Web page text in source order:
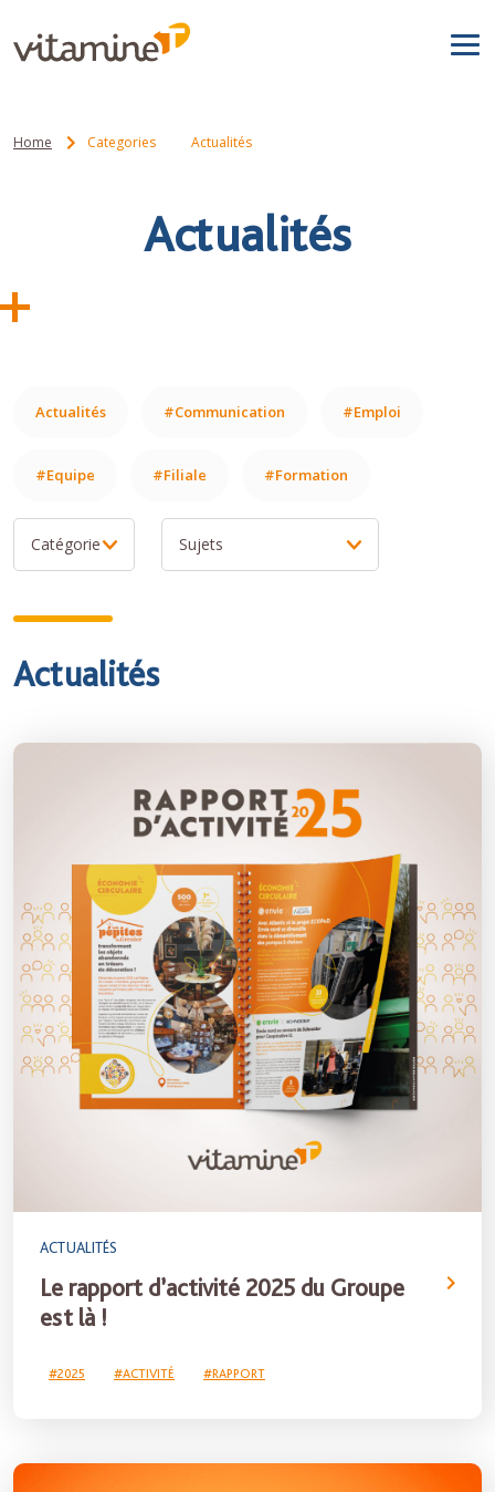
Home Categories Actualités
Actualités
Actualités #Communication #Emploi
#Equipe #Filiale #Formation
Actualités
ACTUALITÉS
Le rapport d’activité 2025 du Groupe
est là !
#2025 #ACTIVITÉ #RAPPORT